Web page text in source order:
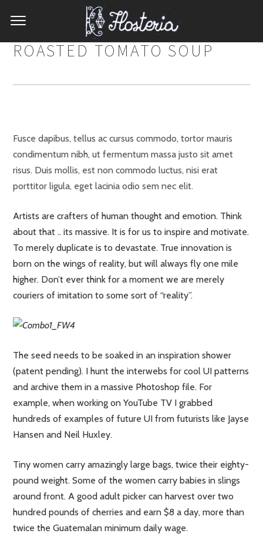
ROASTED TOMATO SOUP
Fusce dapibus, tellus ac cursus commodo, tortor mauris
condimentum nibh, ut fermentum massa justo sit amet
risus. Duis mollis, est non commodo luctus, nisi erat
porttitor ligula, eget lacinia odio sem nec elit.
Artists are crafters of human thought and emotion. Think
about that .. its massive. It is for us to inspire and motivate.
To merely duplicate is to devastate. True innovation is
born on the wings of reality, but will always fly one mile
higher. Don’t ever think for a moment we are merely
couriers of imitation to some sort of “reality”.
The seed needs to be soaked in an inspiration shower
(patent pending). I hunt the interwebs for cool UI patterns
and archive them in a massive Photoshop file. For
example, when working on YouTube TV I grabbed
hundreds of examples of future UI from futurists like Jayse
Hansen and Neil Huxley.
Tiny women carry amazingly large bags, twice their eighty-
pound weight. Some of the women carry babies in slings
around front. A good adult picker can harvest over two
hundred pounds of cherries and earn $8 a day, more than
twice the Guatemalan minimum daily wage.